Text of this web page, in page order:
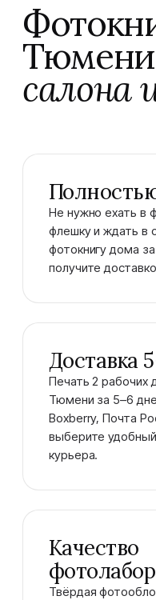
Тюмени
салона
Не нужно ехать в
флешку и ждать в
фотокнигу дома
получите
Доставка
Печать 2 рабочих
Тюмени за 5–6
Boxberry, Почта
выберите
курьера.
Качество
Твёрдая